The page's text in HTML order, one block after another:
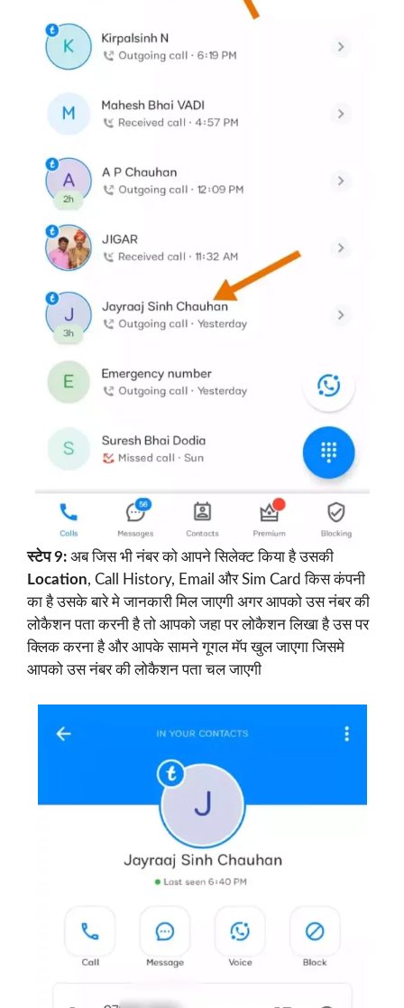
स्टेप 9: अब जिस भी नंबर को आपने सिलेक्ट किया है उसकी
Location, Call History, Email और Sim Card किस कंपनी
का है उसके बारे मे जानकारी मिल जाएगी अगर आपको उस नंबर की
लोकैशन पता करनी है तो आपको जहा पर लोकैशन लिखा है उस पर
क्लिक करना है और आपके सामने गूगल मॅप खुल जाएगा जिसमे
आपको उस नंबर की लोकैशन पता चल जाएगी